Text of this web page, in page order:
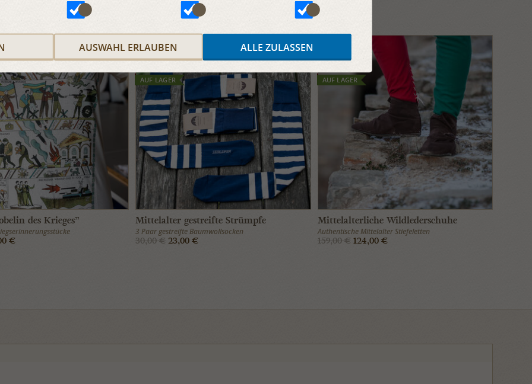
des Krieges”
€
AUF LAGER
Mittelalter gestreifte Strümpfe
3 Paar gestreifte Baumwollsocken
30,00 € 23,00 €
AUF LAGER
Mittelalterliche Wildlederschuhe
Authentische Mittelalter Stiefeletten
159,00 € 124,00 €
AUSWAHL ERLAUBEN ALLE ZULASSEN